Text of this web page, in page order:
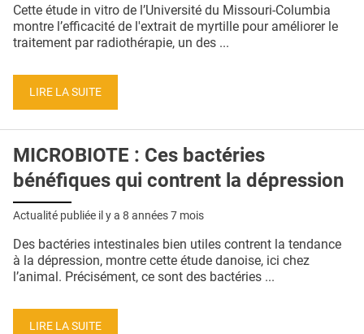
Cette étude in vitro de l’Université du Missouri-Columbia
montre l’efficacité de l'extrait de myrtille pour améliorer le
traitement par radiothérapie, un des ...
LIRE LA SUITE
MICROBIOTE : Ces bactéries
bénéfiques qui contrent la dépression
Actualité publiée il y a 8 années 7 mois
Des bactéries intestinales bien utiles contrent la tendance
à la dépression, montre cette étude danoise, ici chez
l’animal. Précisément, ce sont des bactéries ...
LIRE LA SUITE